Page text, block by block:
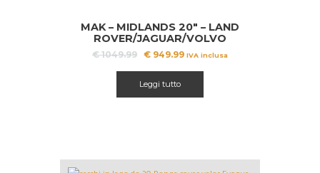
MAK – MIDLANDS 20″ – LAND
ROVER/JAGUAR/VOLVO
DEDICATED
€1049.99 Il
era:
€ 1049.99.
€ 949.99Il
€ 949.99.
IVA inclusa
Leggi tutto